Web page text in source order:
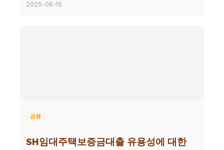
2025-06-15
금융
SH임대주택보증금대출 유용성에 대한